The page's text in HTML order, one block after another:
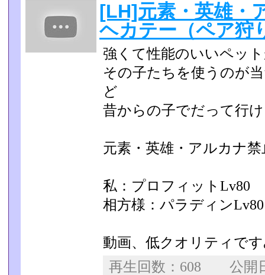
[LH]元素・英雄・
ヘカテー（ペア狩
強くて性能のいいペッ
その子たちを使うのが
ど
昔からの子でだって行
元素・英雄・アルカナ
私：プロフィットLv80
相方様：パラディンLv80
動画、低クオリティで
再生回数：608 公